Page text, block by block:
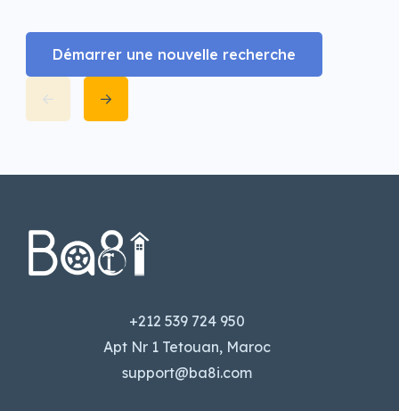
Démarrer une nouvelle recherche
+212 539 724 950
Apt Nr 1 Tetouan, Maroc
support@ba8i.com